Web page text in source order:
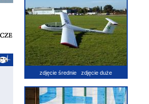
zdjęcie średnie zdjęcie duże